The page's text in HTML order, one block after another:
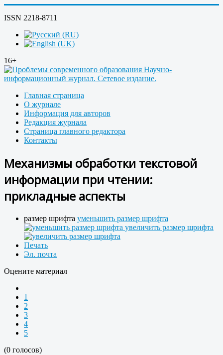
ISSN 2218-8711
16+
Главная страница
О журнале
Информация для авторов
Редакция журнала
Страница главного редактора
Контакты
Механизмы обработки текстовой
информации при чтении:
прикладные аспекты
размер шрифта уменьшить размер шрифта
увеличить размер шрифта
Печать
Эл. почта
Оцените материал
1
2
3
4
5
(0 голосов)